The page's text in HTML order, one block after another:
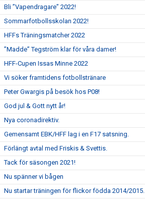
Bli ”Vapendragare” 2022!
Sommarfotbollsskolan 2022!
HFFs Träningsmatcher 2022
”Madde” Tegström klar för våra damer!
HFF-Cupen Issas Minne 2022
Vi söker framtidens fotbollstränare
Peter Gwargis på besök hos P08!
God jul & Gott nytt år!
Nya coronadirektiv.
Gemensamt EBK/HFF lag i en F17 satsning.
Förlängt avtal med Friskis & Svettis.
Tack för säsongen 2021!
Nu spänner vi bågen
Nu startar träningen för flickor födda 2014/2015.